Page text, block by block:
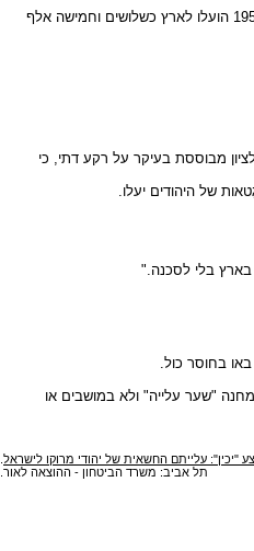
נרתמה לפעולות ארגון עליית יהדות מרוקו, ובמהלך השנים 1955-1954 הועלו לארץ כשלושים וחמישה אלף
מבוססת בעיקר על רקע דתי, כי
של היהודים יעלו.
בארץ בלי לסכנה."
בחוסר כול.
"שער עלייה" ולא במושבים או
"יכין": עלייתם החשאית של יהודי מרוקו לישראל
תל אביב: משרד הביטחון - ההוצאה לאור.